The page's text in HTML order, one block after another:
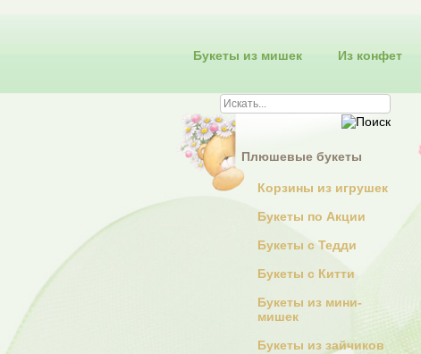
Букеты из мишек Из конфет
Плюшевые букеты
Корзины из игрушек
Букеты по Акции
Букеты с Тедди
Букеты с Китти
Букеты из мини-
мишек
Букеты из зайчиков